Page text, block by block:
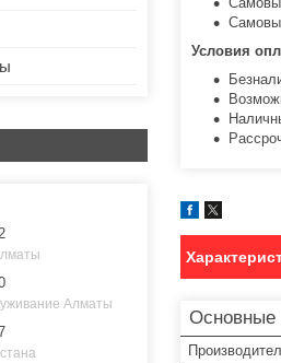
Условия
Основные
Алматы